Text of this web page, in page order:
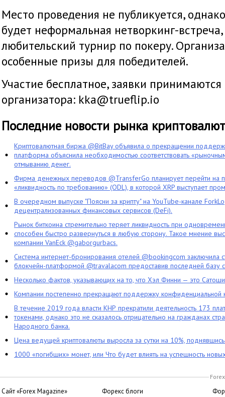
Место проведения не публикуется,
будет неформальная нетворкинг-
любительский турнир по покеру.
особенные призы для победителей.
Участие бесплатное, заявки
организатора: kka@trueflip.io
Последние новости рынка криптовалют
Криптовалютная биржа @BitBay объявила о прекращении
платформа объяснила необходимостью соответствовать
отмыванию денег.
Фирма денежных переводов @TransferGo планирует перейти на
«ликвидность по требованию» (ODL), в которой XRP выступает
В очередном выпуске "Поясни за крипту" на YouTube-канале
децентрализованных финансовых сервисов (DeFi).
Рынок биткоина стремительно теряет ликвидность при
способен быстро развернуться в любую сторону. Такое мнение
компании VanEck @gaborgurbacs.
Система интернет-бронирования отелей @bookingcom заключила
блокчейн-платформой @travalacom предоставив последней базу
Несколько фактов, указывающих на то, что Хэл Финни — это
Компании постепенно прекращают поддержку конфиденциальной
В течение 2019 года власти КНР прекратили деятельность 173
токенами, однако это не сказалось отрицательно на гражданах
Народного банка.
Цена ведущей криптовалюты выросла за сутки на 10%,
1000 «погибших» монет, или Что будет влиять на успешность
Сайт «Forex Magazine»
Форекс блоги